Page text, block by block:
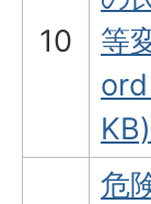
10
等
KB)
危